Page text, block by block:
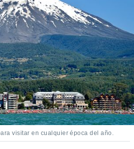
visitar en cualquier época del año.